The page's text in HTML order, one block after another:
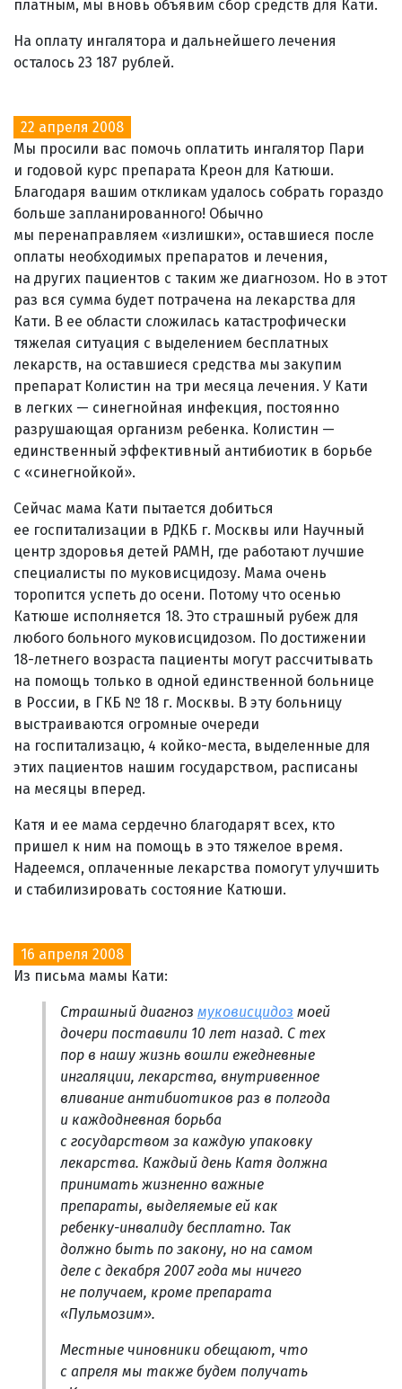
платным, мы вновь объявим сбор средств для Кати.
На оплату ингалятора и дальнейшего лечения
осталось 23 187 рублей.
22 апреля 2008
Мы просили вас помочь оплатить ингалятор Пари
и годовой курс препарата Креон для Катюши.
Благодаря вашим откликам удалось собрать гораздо
больше запланированного! Обычно
мы перенаправляем «излишки», оставшиеся после
оплаты необходимых препаратов и лечения,
на других пациентов с таким же диагнозом. Но в этот
раз вся сумма будет потрачена на лекарства для
Кати. В ее области сложилась катастрофически
тяжелая ситуация с выделением бесплатных
лекарств, на оставшиеся средства мы закупим
препарат Колистин на три месяца лечения. У Кати
в легких — синегнойная инфекция, постоянно
разрушающая организм ребенка. Колистин —
единственный эффективный антибиотик в борьбе
с «синегнойкой».
Сейчас мама Кати пытается добиться
ее госпитализации в РДКБ г. Москвы или Научный
центр здоровья детей РАМН, где работают лучшие
специалисты по муковисцидозу. Мама очень
торопится успеть до осени. Потому что осенью
Катюше исполняется 18. Это страшный рубеж для
любого больного муковисцидозом. По достижении
18-летнего возраста пациенты могут рассчитывать
на помощь только в одной единственной больнице
в России, в ГКБ № 18 г. Москвы. В эту больницу
выстраиваются огромные очереди
на госпитализацю, 4 койко-места, выделенные для
этих пациентов нашим государством, расписаны
на месяцы вперед.
Катя и ее мама сердечно благодарят всех, кто
пришел к ним на помощь в это тяжелое время.
Надеемся, оплаченные лекарства помогут улучшить
и стабилизировать состояние Катюши.
16 апреля 2008
Из письма мамы Кати:
Страшный диагноз муковисцидоз моей
дочери поставили 10 лет назад. С тех
пор в нашу жизнь вошли ежедневные
ингаляции, лекарства, внутривенное
вливание антибиотиков раз в полгода
и каждодневная борьба
с государством за каждую упаковку
лекарства. Каждый день Катя должна
принимать жизненно важные
препараты, выделяемые ей как
ребенку-инвалиду бесплатно. Так
должно быть по закону, но на самом
деле с декабря 2007 года мы ничего
не получаем, кроме препарата
«Пульмозим».
Местные чиновники обещают, что
с апреля мы также будем получать